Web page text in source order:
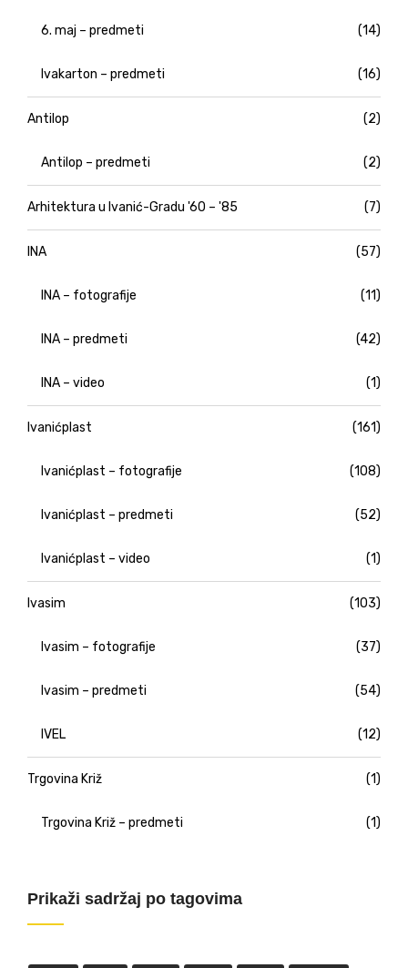
6. maj – predmeti (14)
Ivakarton – predmeti (16)
Antilop (2)
Antilop – predmeti (2)
Arhitektura u Ivanić-Gradu '60 – '85 (7)
INA (57)
INA – fotografije (11)
INA – predmeti (42)
INA – video (1)
Ivanićplast (161)
Ivanićplast – fotografije (108)
Ivanićplast – predmeti (52)
Ivanićplast – video (1)
Ivasim (103)
Ivasim – fotografije (37)
Ivasim – predmeti (54)
IVEL (12)
Trgovina Križ (1)
Trgovina Križ – predmeti (1)
Prikaži sadržaj po tagovima